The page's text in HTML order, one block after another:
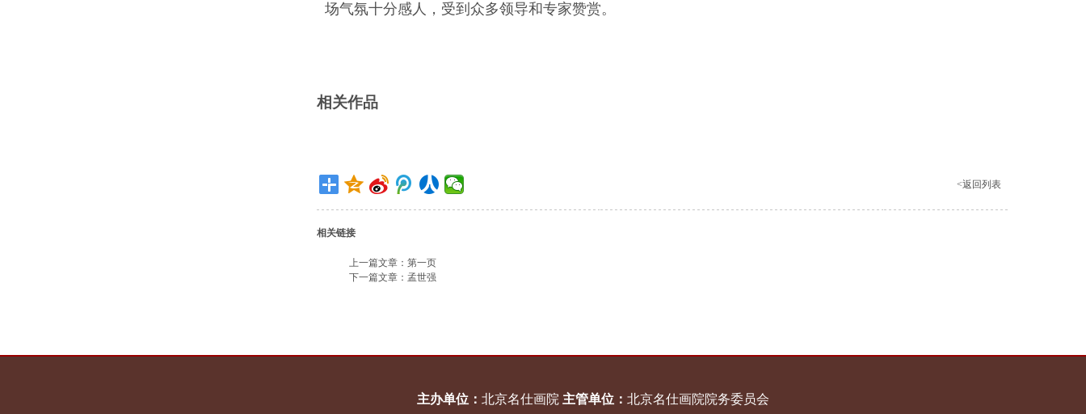
场气氛十分感人，受到众多领导和专家赞赏。
相关作品
<返回列表
相关链接
上一篇文章： 第一页
下一篇文章： 孟世强
主办单位： 北京名仕画院 主管单位： 北京名仕画院院务委员会